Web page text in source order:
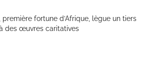
première fortune d’Afrique, lègue un tiers
des œuvres caritatives